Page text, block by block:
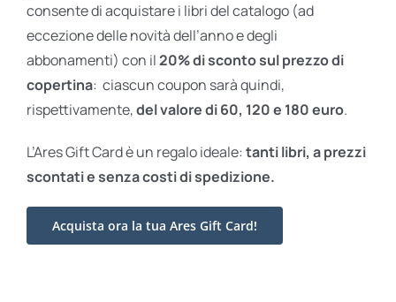
consente di acquistare i libri del catalogo (ad
eccezione delle novità dell’anno e degli
abbonamenti) con il20% di sconto sul prezzo di
copertina: ciascun coupon sarà quindi,
rispettivamente,del valore di 60, 120 e 180 euro.
L’Ares Gift Card è un regalo ideale: tanti libri, a prezzi
scontati esenza costi di spedizione.
Acquista ora la tua Ares Gift Card!